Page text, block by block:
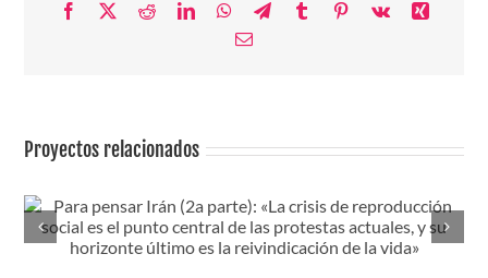
Facebook
X RedditLinkedInWhatsApp
TelegramTumblrPinterest
Vk
Xing
Correo
Proyectos relacionados
INSISTENCIAS: Leer la contrarrevolución, hacer balance,
cultivar la esperanza